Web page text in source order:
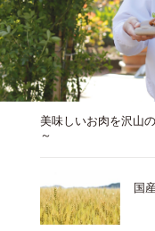
美味しいお肉を沢山
～
国